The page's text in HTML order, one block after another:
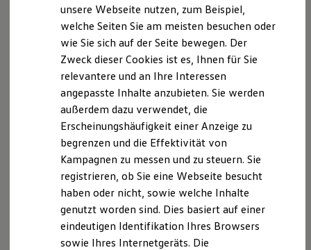
Nachhaltigkeit
Technologie
Kosten und Kauf
Kaufoptionen
E-Auto-Förderung
Software und Konnektivität
Die ID. Software 6
ID. Software Versionen und Updates
Digitale Extras
Schnittstellen zu Ihrem ID.
Hybridautos
Marke und Erlebnis
Volkswagen R und R Experience
R-Modelle
R Experience
Driving Experience
Volkswagen entdecken
Werkbesichtigung
Fahrzeugangebot anfordern
Servicetermin buchen
Serviceanfrage stellen
unsere Webseite nutzen, zum Beispiel,
welche Seiten Sie am meisten besuchen oder
wie Sie sich auf der Seite bewegen. Der
Zweck dieser Cookies ist es, Ihnen für Sie
relevantere und an Ihre Interessen
angepasste Inhalte anzubieten. Sie werden
außerdem dazu verwendet, die
Erscheinungshäufigkeit einer Anzeige zu
begrenzen und die Effektivität von
Kampagnen zu messen und zu steuern. Sie
registrieren, ob Sie eine Webseite besucht
haben oder nicht, sowie welche Inhalte
genutzt worden sind. Dies basiert auf einer
eindeutigen Identifikation Ihres Browsers
sowie Ihres Internetgeräts. Die